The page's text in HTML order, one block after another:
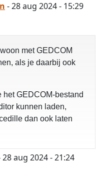
- 28 aug 2024 - 15:29
met GEDCOM
als je daarbij ook
het GEDCOM-bestand
kunnen laden,
dan ook laten
28 aug 2024 - 21:24